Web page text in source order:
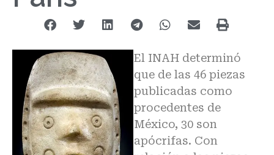
El INAH determinó
que de las 46 piezas
publicadas como
procedentes de
México, 30 son
apócrifas. Con